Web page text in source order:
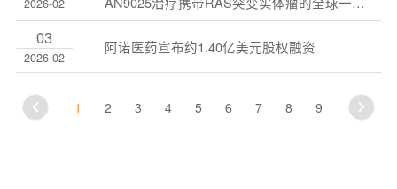
2026-02
临床试验完成首例患者入组
03
2026-02
阿诺医药宣布约1.40亿美元股权融资
1 2 3 4 5 6 7 8
9